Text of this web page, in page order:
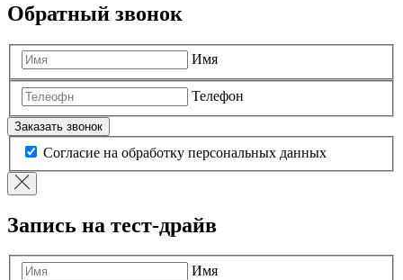
Обратный звонок
Имя
Телефон
Заказать звонок
Согласие на обработку персональных данных
Запись на тест-драйв
Имя